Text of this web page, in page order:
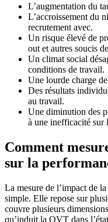
L’augmentation du
L’accroissement du
recrutement avec.
Un risque élevé de
out et autres soucis
Un climat social
conditions de travail.
Une lourde charge
Des résultats
au travail.
Une diminution des
à une inefficacité sur
Comment
sur la
La mesure de l’impact de
simple. Elle repose sur
couvre plusieurs
qu’induit la QVT dans